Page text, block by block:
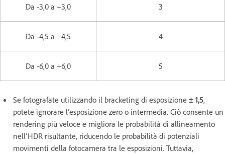
Da -3,0 a +3,0 3
Da -4,5 a +4,5 4
Da -6,0 a +6,0 5
Se fotografate utilizzando il bracketing di esposizione ± 1,5,
potete ignorare l’esposizione zero o intermedia. Ciò consente un
rendering più veloce e migliora le probabilità di allineamento
nell’HDR risultante, riducendo le probabilità di potenziali
movimenti della fotocamera tra le esposizioni. Tuttavia,